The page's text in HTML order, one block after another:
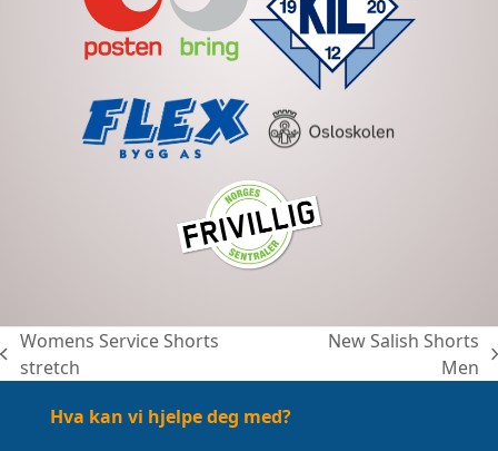
previous
Womens Service Shorts
stretch
New Salish Shorts
Men
Hva kan vi hjelpe deg med?